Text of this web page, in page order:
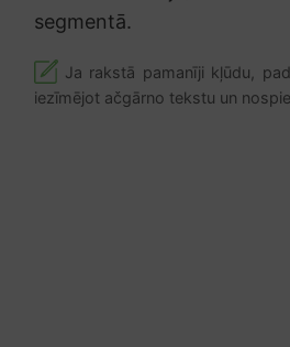
segmentā.
Ja rakstā pamanīji kļūdu,
iezīmējot ačgārno tekstu un